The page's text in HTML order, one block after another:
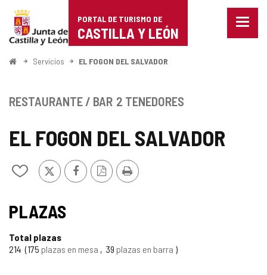
Portal
de
Turismo
Castilla
León
PORTAL DE TURISMO DE
CASTILLA Y LEÓN
Menu
InicioServicios EL FOGON DEL SALVADOR
EL FOGON DEL SALVADOR
Añadir/quitar
cuadernos
X FacebookVersión
PDF
Imprimir
RESTAURANTE / BAR 2 TENEDORES
PLAZAS
Total plazas
214
175 plazas en mesa 39 plazas en barra